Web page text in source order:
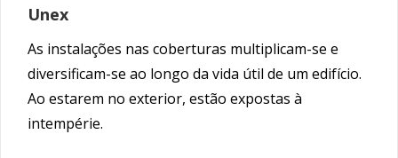
Unex
As instalações nas coberturas multiplicam-se e
diversificam-se ao longo da vida útil de um edifício.
Ao estarem no exterior, estão expostas à
intempérie.